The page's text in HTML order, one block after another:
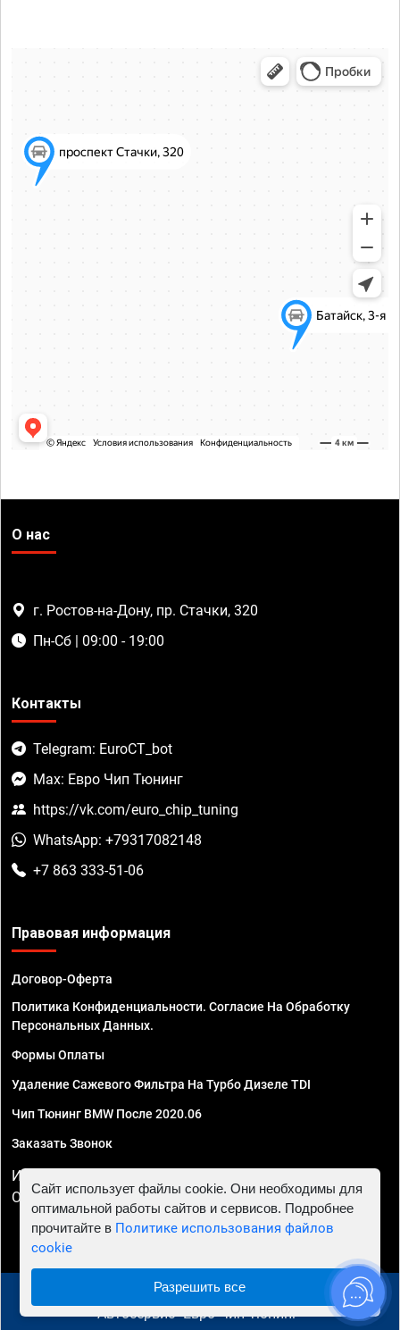
О нас
г. Ростов-на-Дону, пр. Стачки, 320
Пн-Сб | 09:00 - 19:00
Контакты
Telegram: EuroCT_bot
Max: Евро Чип Тюнинг
https://vk.com/euro_chip_tuning
WhatsApp: +79317082148
+7 863 333-51-06
Правовая информация
Договор-Оферта
Политика Конфиденциальности. Согласие На Обработку
Персональных Данных.
Формы Оплаты
Удаление Сажевого Фильтра На Турбо Дизеле TDI
Чип Тюнинг BMW После 2020.06
Заказать Звонок
ИП Смирнов Георгий Павлович. ИНН 781302555843,
ОГРНИП 324470400032610
© 2010 - 2026 Чип тюнинг в Ростове-на-Дону -
Автосервис "Евро Чип Тюнинг"
Сайт использует файлы cookie. Они необходимы для
оптимальной работы сайтов и сервисов. Подробнее
прочитайте в Политике использования файлов
cookie
Разрешить все